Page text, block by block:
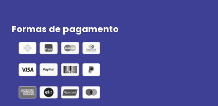
Formas de pagamento